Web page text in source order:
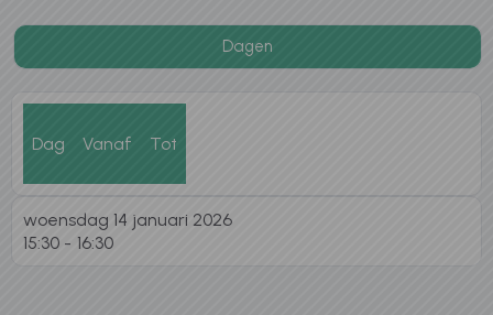
Dagen
Dag Vanaf Tot
woensdag 14 januari 2026
15:30
16:30